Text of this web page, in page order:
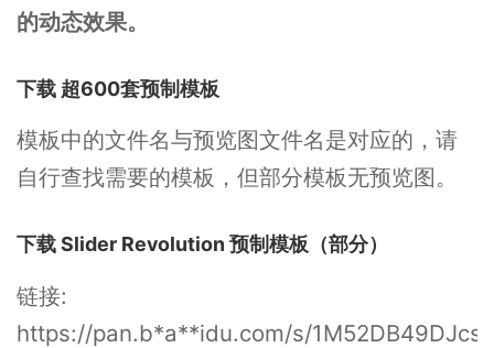
的动态效果。
下载 超600套预制模板
模板中的文件名与预览图文件名是对应的，请
自行查找需要的模板，但部分模板无预览图。
下载 Slider Revolution 预制模板（部分）
链接:
https://pan.b*a**idu.com/s/